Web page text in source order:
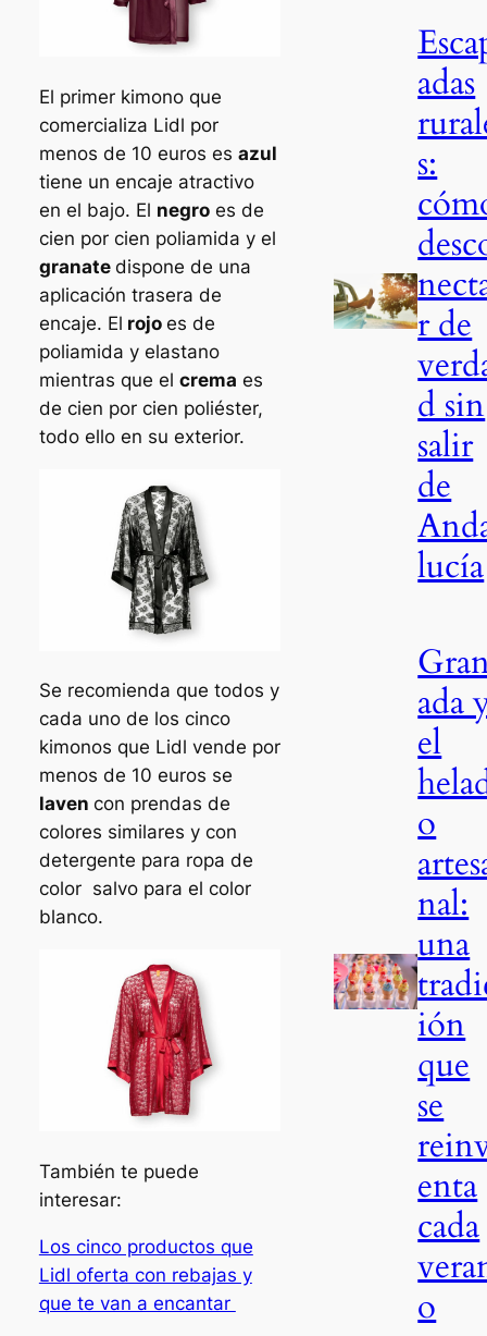
El primer kimono que
comercializa Lidl por
menos de 10 euros es azul
tiene un encaje atractivo
en el bajo. El negroes de
cien por cien poliamida y el
granate dispone de una
aplicación trasera de
encaje. El rojo es de
poliamida y elastano
mientras que el crema es
de cien por cien poliéster,
todo ello en su exterior.
Se recomienda que todos y
cada uno de los cinco
kimonos que Lidl vende por
menos de 10 euros se
laven con prendas de
colores similares y con
detergente para ropa de
color salvo para el color
blanco.
También te puede
interesar:
Los cinco productos que
Lidl oferta con rebajas y
que te van a encantar
adas
s:
r de
d sin
salir
de
lucía
ada
el
o
nal:
una
ión
que
se
enta
cada
o